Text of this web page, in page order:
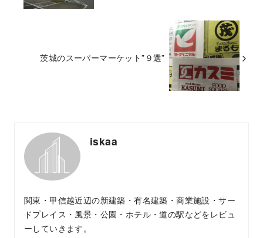
茨城のスーパーマーケット”９選”
iskaa
関東・甲信越近辺の新建築・有名建築・商業施設・サー
ドプレイス・風景・公園・ホテル・道の駅などをレビュ
ーしていきます。